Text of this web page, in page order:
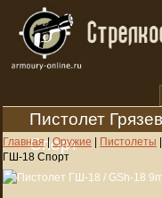
Пистолет
Спорт
Главная|Оружие | Пистолеты |
ГШ-18 Спорт